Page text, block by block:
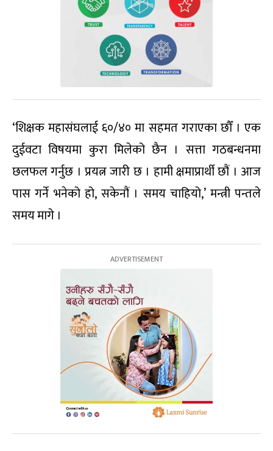
‘शिक्षक महासंघलाई ६०/४० मा सहमत गराएका छौँ । एक
दुईवटा विषयमा कुरा मिलेको छैन । सत्ता गठबन्धनमा
छलफल गर्नुछ । प्रयत्न जारी छ । हामी क्षमाप्रार्थी छौं । आज
पास गर्ने भनेको हो, सकेनौं । समय चाहियो,’ मन्त्री पन्तले
समय मागे ।